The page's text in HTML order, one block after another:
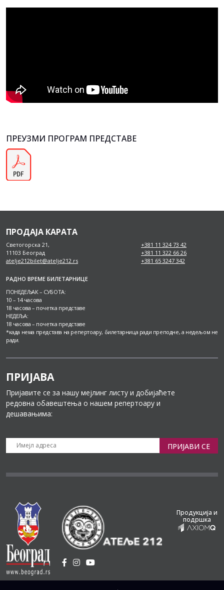
ПРЕУЗМИ ПРОГРАМ ПРЕДСТАВЕ
ПРОДАЈА КАРАТА
Светогорска 21,
11103 Београд
atelje212bilet@atelje212.rs
+381 11 324 73 42
+381 11 322 66 26
+381 65 3247 342
РАДНО ВРЕМЕ БИЛЕТАРНИЦЕ
ПОНЕДЕЉАК – СУБОТА:
10 – 14 часова
18 часова – почетка представе
НЕДЕЉА:
18 часова – почетка представе
*када нема представа на репертоару, билетарница ради преподне, а недељом не
ради.
ПРИЈАВА
Пријавите се за нашу мејлинг листу и добијаћете
редовна обавештења о нашем репертоару и
дешавањима:
ПРИЈАВИ СЕ
Продукција и
подршка